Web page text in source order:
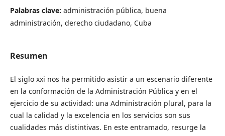
Palabras clave: administración pública, buena
administración, derecho ciudadano, Cuba
Resumen
El siglo xxi nos ha permitido asistir a un escenario diferente
en la conformación de la Administración Pública y en el
ejercicio de su actividad: una Administración plural, para la
cual la calidad y la excelencia en los servicios son sus
cualidades más distintivas. En este entramado, resurge la